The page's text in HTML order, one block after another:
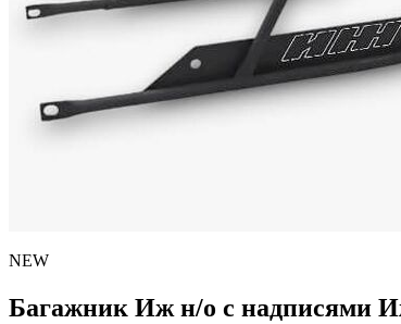
NEW
Багажник Иж н/о с надписями